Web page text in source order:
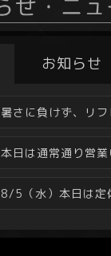
お知らせ
暑さに負けず、リフ
本日は通常通り営業
8/5（水）本日は定